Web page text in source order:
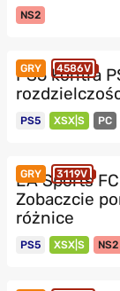
NS2
GRY 4586V
PS5 kontra
PS5 XSX|S PC
GRY 3119V
EA Sports
Zobaczcie
różnice
PS5 XSX|S NS2